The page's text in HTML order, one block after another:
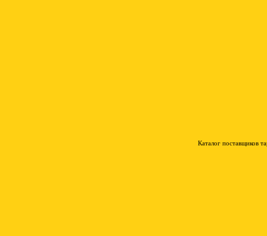
Каталог поставщиков